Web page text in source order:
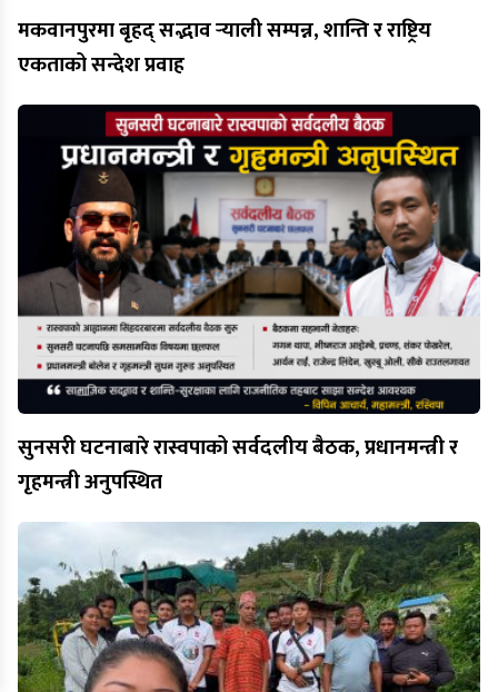
मकवानपुरमा बृहद् सद्भाव र्‍याली सम्पन्न, शान्ति र राष्ट्रिय
एकताको सन्देश प्रवाह
सुनसरी घटनाबारे रास्वपाको सर्वदलीय बैठक, प्रधानमन्त्री र
गृहमन्त्री अनुपस्थित